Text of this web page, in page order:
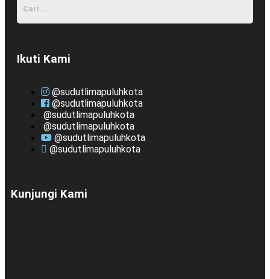
Ikuti Kami
@sudutlimapuluhkota
@sudutlimapuluhkota
@sudutlimapuluhkota
@sudutlimapuluhkota
@sudutlimapuluhkota
@sudutlimapuluhkota
Kunjungi Kami